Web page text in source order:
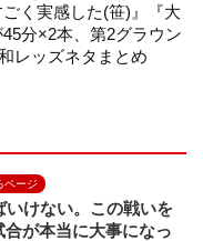
e
ごく実感した(笹)』『大
分×2本、第2グラウン
レッズネタまとめ
ページ
いけない。この戦いを
合が本当に大事になっ